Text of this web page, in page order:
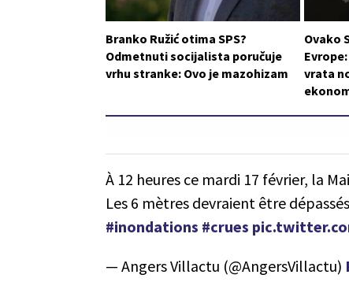
Branko Ružić otima SPS?
Odmetnuti socijalista poručuje
vrhu stranke: Ovo je mazohizam
Ovako
vrata
À 12 heures ce mardi 17 février, la
Les 6 mètres devraient être
#inondations #crues
— Angers Villactu (@AngersVillactu)